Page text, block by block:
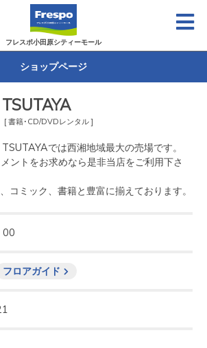
フレスポ小田原シティーモール
ショップページ
TSUTAYA
[ 書籍･CD/DVDレンタル ]
TSUTAYAでは西湘地域最大の売場です。
ントをお求めなら是非当店をご利用下さ
コミック、書籍と豊富に揃えております。
00
フロアガイド